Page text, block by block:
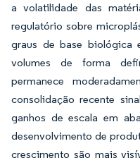
a volatilidade das
regulatório sobre
graus de base biológica
volumes de forma
permanece
consolidação recente
ganhos de escala em
desenvolvimento de
crescimento são mais